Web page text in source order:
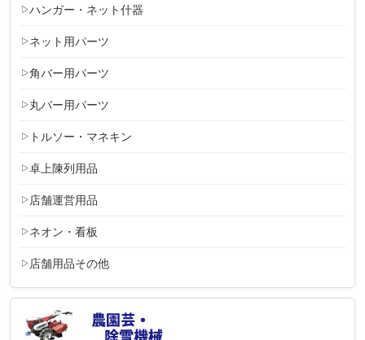
ハンガー・ネット什器
ネット用パーツ
角バー用パーツ
丸バー用パーツ
トルソー・マネキン
卓上陳列用品
店舗運営用品
ネオン・看板
店舗用品その他